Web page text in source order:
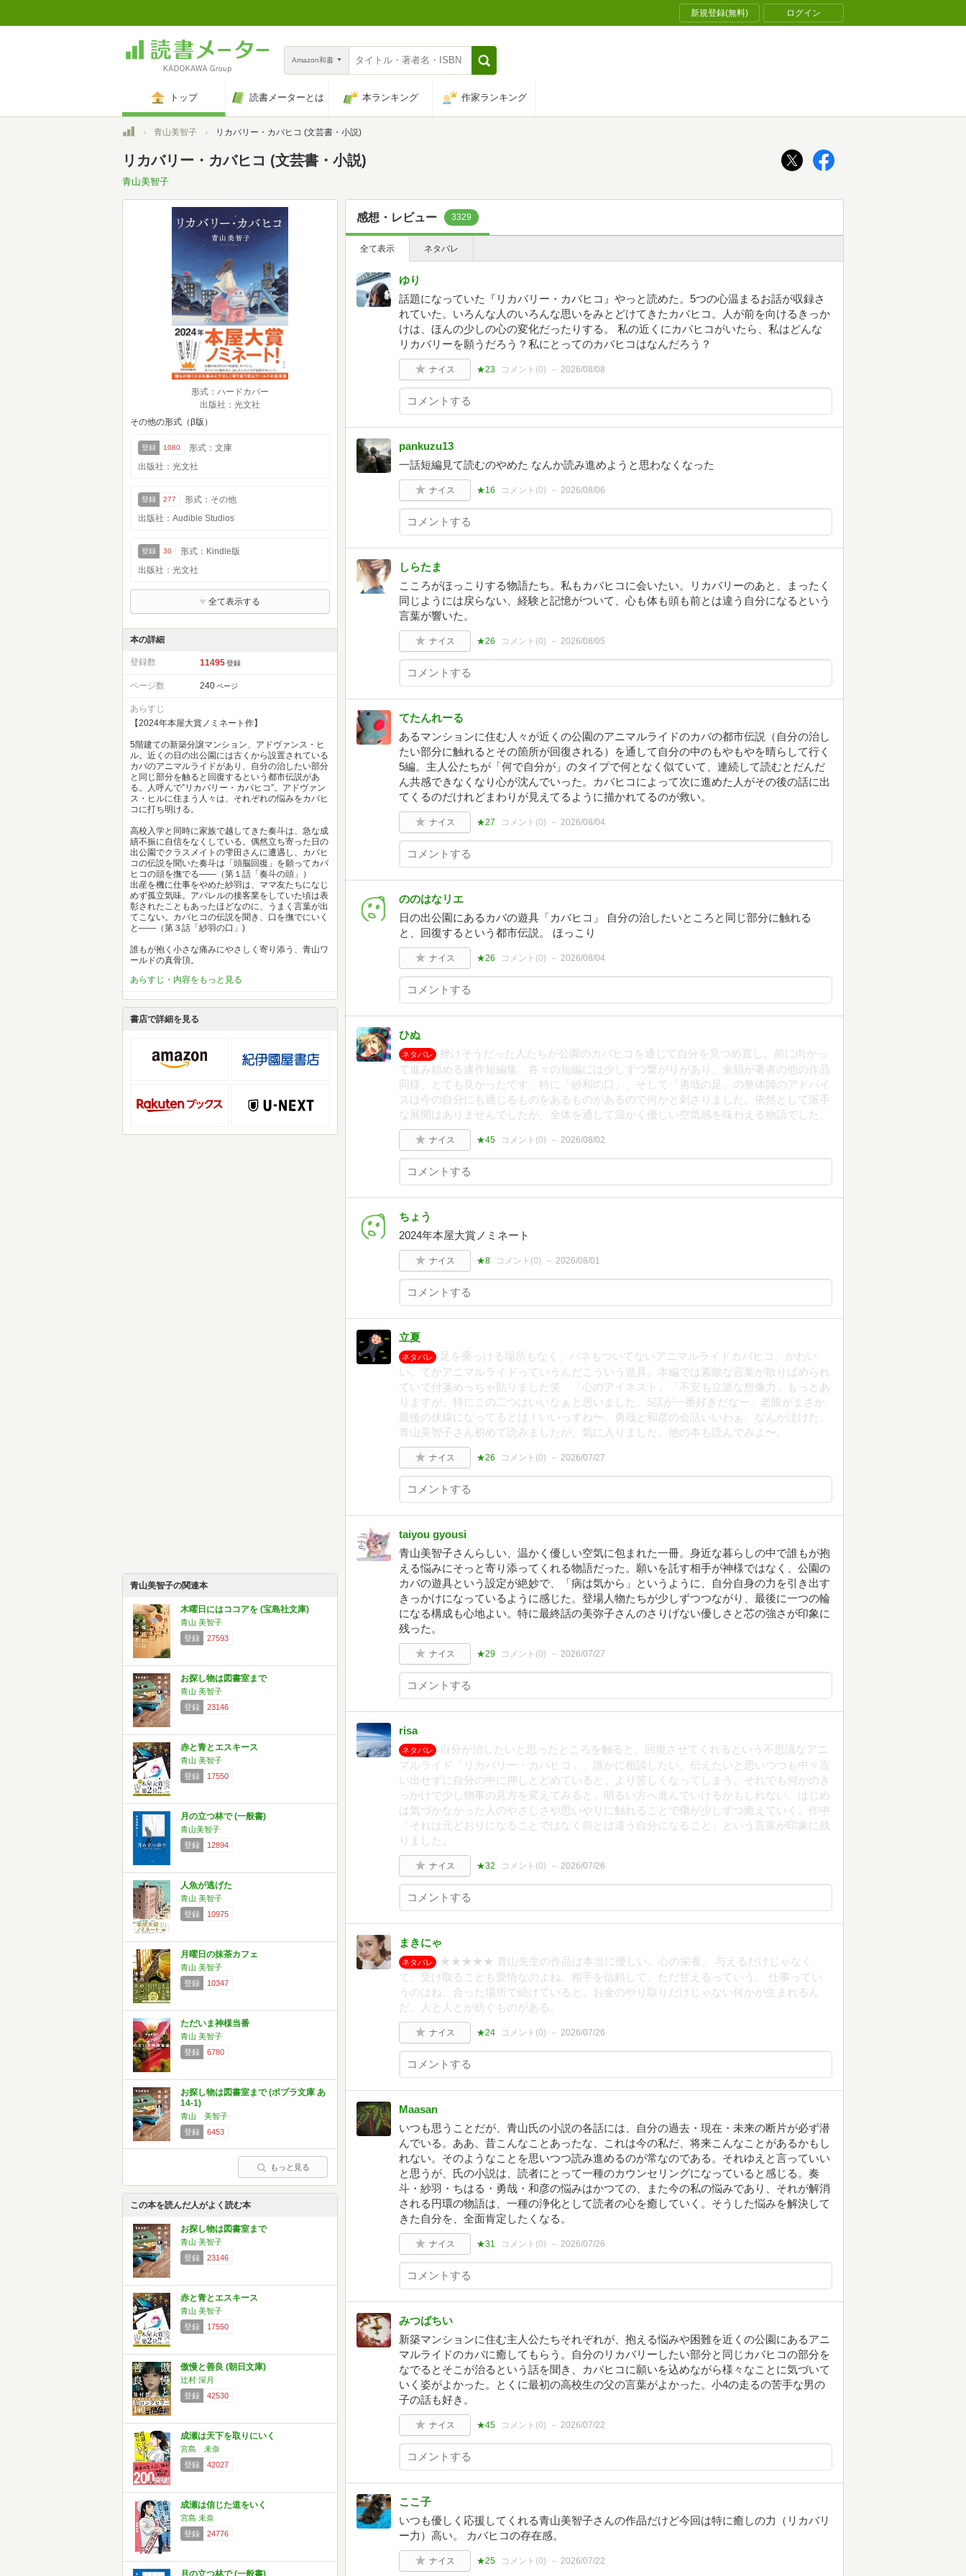
新規登録(無料) ログイン
Amazon和書
トップ 読書メーターとは 本ランキング 作家ランキング
トップ青山美智子 リカバリー・カバヒコ (文芸書・小説)
リカバリー・カバヒコ (文芸書・小説)
青山美智子
形式：ハードカバー
出版社：光文社
その他の形式（β版）
登録 1080
形式：文庫
出版社：光文社
登録 277
形式：その他
出版社：Audible Studios
登録 30
形式：Kindle版
出版社：光文社
全て表示する
本の詳細
登録数 11495 登録
ページ数 240 ページ
あらすじ
【2024年本屋大賞ノミネート作】
5階建ての新築分譲マンション、アドヴァンス・ヒ
ル。近くの日の出公園には古くから設置されている
カバのアニマルライドがあり、自分の治したい部分
と同じ部分を触ると回復するという都市伝説があ
る。人呼んで”リカバリー・カバヒコ”。アドヴァン
ス・ヒルに住まう人々は、それぞれの悩みをカバヒ
コに打ち明ける。
高校入学と同時に家族で越してきた奏斗は、急な成
績不振に自信をなくしている。偶然立ち寄った日の
出公園でクラスメイトの雫田さんに遭遇し、カバヒ
コの伝説を聞いた奏斗は「頭脳回復」を願ってカバ
ヒコの頭を撫でる――（第１話「奏斗の頭」）
出産を機に仕事をやめた紗羽は、ママ友たちになじ
めず孤立気味。アパレルの接客業をしていた頃は表
彰されたこともあったほどなのに、うまく言葉が出
てこない。カバヒコの伝説を聞き、口を撫でにいく
と――（第３話「紗羽の口」)
誰もが抱く小さな痛みにやさしく寄り添う、青山ワ
ールドの真骨頂。
あらすじ・内容をもっと見る
書店で詳細を見る
青山美智子の関連本
木曜日にはココアを (宝島社文庫)
青山 美智子
登録
27593
お探し物は図書室まで
青山 美智子
登録
23146
赤と青とエスキース
青山 美智子
登録
17550
月の立つ林で (一般書)
青山美智子
登録
12894
人魚が逃げた
青山 美智子
登録
10975
月曜日の抹茶カフェ
青山 美智子
登録
10347
ただいま神様当番
青山 美智子
登録
6780
お探し物は図書室まで (ポプラ文庫 あ
14-1)
青山 美智子
登録
6453
もっと見る
この本を読んだ人がよく読む本
お探し物は図書室まで
青山 美智子
登録
23146
赤と青とエスキース
青山 美智子
登録
17550
傲慢と善良 (朝日文庫)
辻村 深月
登録
42530
成瀬は天下を取りにいく
宮島 未奈
登録
42027
成瀬は信じた道をいく
宮島 未奈
登録
24776
月の立つ林で (一般書)
感想・レビュー 3329
全て表示 ネタバレ
ゆり
話題になっていた『リカバリー・カバヒコ』やっと読めた。5つの心温まるお話が収録さ
れていた。いろんな人のいろんな思いをみとどけてきたカバヒコ。人が前を向けるきっか
けは、ほんの少しの心の変化だったりする。 私の近くにカバヒコがいたら、私はどんな
リカバリーを願うだろう？私にとってのカバヒコはなんだろう？
ナイス ★23 コメント(0) 2026/08/08
pankuzu13
一話短編見て読むのやめた なんか読み進めようと思わなくなった
ナイス ★16 コメント(0) 2026/08/06
しらたま
こころがほっこりする物語たち。私もカバヒコに会いたい。リカバリーのあと、まったく
同じようには戻らない、経験と記憶がついて、心も体も頭も前とは違う自分になるという
言葉が響いた。
ナイス ★26 コメント(0) 2026/08/05
てたんれーる
あるマンションに住む人々が近くの公園のアニマルライドのカバの都市伝説（自分の治し
たい部分に触れるとその箇所が回復される）を通して自分の中のもやもやを晴らして行く
5編。主人公たちが「何で自分が」のタイプで何となく似ていて、連続して読むとだんだ
ん共感できなくなり心が沈んでいった。カバヒコによって次に進めた人がその後の話に出
てくるのだけれどまわりが見えてるように描かれてるのが救い。
ナイス ★27 コメント(0) 2026/08/04
ののはなリエ
日の出公園にあるカバの遊具「カバヒコ」 自分の治したいところと同じ部分に触れる
と、回復するという都市伝説。 ほっこり
ナイス ★26 コメント(0) 2026/08/04
ひぬ
ネタバレ
挫けそうだった人たちが公園のカバヒコを通じて自分を見つめ直し、前に向かっ
て進み始める連作短編集。各々の短編には少しずつ繋がりがあり、余韻が著者の他の作品
同様、とても良かったです。特に「紗和の口」、そして「勇哉の足」の整体師のアドバイ
スは今の自分にも通じるものをあるものがあるので何かと刺さりました。依然として派手
な展開はありませんでしたが、全体を通して温かく優しい空気感を味わえる物語でした。
ナイス ★45 コメント(0) 2026/08/02
ちょう
2024年本屋大賞ノミネート
ナイス ★8 コメント(0) 2026/08/01
立夏
ネタバレ
足を乗っける場所もなく、バネもついてないアニマルライドカバヒコ、かわい
い。てかアニマルライドっていうんだこういう遊具。本編では素敵な言葉が散りばめられ
ていて付箋めっちゃ貼りました笑 「心のアイネスト」「不安も立派な想像力」もっとあ
りますが、特にこの二つはいいなぁと思いました。5話が一番好きだなー、老眼がまさか
最後の伏線になってるとは！いいっすね〜。勇哉と和彦の会話いいわぁ、なんか泣けた。
青山美智子さん初めて読みましたが、気に入りました。他の本も読んでみよ〜。
ナイス ★26 コメント(0) 2026/07/27
taiyou gyousi
青山美智子さんらしい、温かく優しい空気に包まれた一冊。身近な暮らしの中で誰もが抱
える悩みにそっと寄り添ってくれる物語だった。願いを託す相手が神様ではなく、公園の
カバの遊具という設定が絶妙で、「病は気から」というように、自分自身の力を引き出す
きっかけになっているように感じた。登場人物たちが少しずつつながり、最後に一つの輪
になる構成も心地よい。特に最終話の美弥子さんのさりげない優しさと芯の強さが印象に
残った。
ナイス ★29 コメント(0) 2026/07/27
risa
ネタバレ
自分が治したいと思ったところを触ると、回復させてくれるという不思議なアニ
マルライド「リカバリー・カバヒコ」。誰かに相談したい、伝えたいと思いつつも中々言
い出せずに自分の中に押しとどめていると、より苦しくなってしまう。それでも何かのき
っかけで少し物事の見方を変えてみると、明るい方へ進んでいけるかもしれない。はじめ
は気づかなかった人のやさしさや思いやりに触れることで傷が少しずつ癒えていく。作中
「それは元どおりになることではなく前とは違う自分になること」という言葉が印象に残
りました。
ナイス ★32 コメント(0) 2026/07/26
まきにゃ
ネタバレ
★★★★★ 青山先生の作品は本当に優しい。心の栄養。 与えるだけじゃなく
て、受け取ることも愛情なのよね。相手を信頼して、ただ甘えるっていう。 仕事ってい
うのはね、合った場所で続けていると、お金のやり取りだけじゃない何かが生まれるん
だ。人と人とが紡ぐものがある。
ナイス ★24 コメント(0) 2026/07/26
Maasan
いつも思うことだが、青山氏の小説の各話には、自分の過去・現在・未来の断片が必ず潜
んでいる。ああ、昔こんなことあったな、これは今の私だ、将来こんなことがあるかもし
れない。そのようなことを思いつつ読み進めるのが常なのである。それゆえと言っていい
と思うが、氏の小説は、読者にとって一種のカウンセリングになっていると感じる。奏
斗・紗羽・ちはる・勇哉・和彦の悩みはかつての、また今の私の悩みであり、それが解消
される円環の物語は、一種の浄化として読者の心を癒していく。そうした悩みを解決して
きた自分を、全面肯定したくなる。
ナイス ★31 コメント(0) 2026/07/26
みつばちい
新築マンションに住む主人公たちそれぞれが、抱える悩みや困難を近くの公園にあるアニ
マルライドのカバに癒してもらう。自分のリカバリーしたい部分と同じカバヒコの部分を
なでるとそこが治るという話を聞き、カバヒコに願いを込めながら様々なことに気づいて
いく姿がよかった。とくに最初の高校生の父の言葉がよかった。小4の走るの苦手な男の
子の話も好き。
ナイス ★45 コメント(0) 2026/07/22
ここ子
いつも優しく応援してくれる青山美智子さんの作品だけど今回は特に癒しの力（リカバリ
ー力）高い。 カバヒコの存在感。
ナイス ★25 コメント(0) 2026/07/22